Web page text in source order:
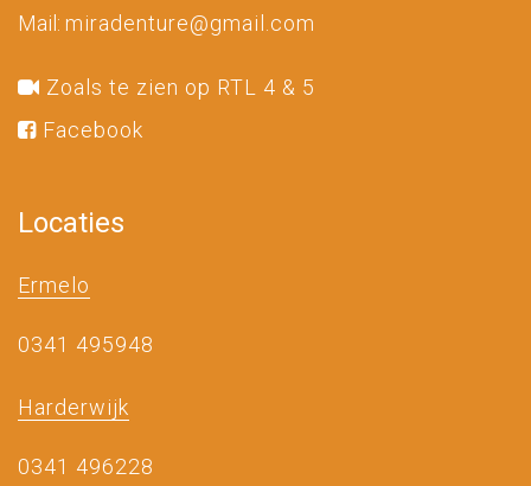
Mail: miradenture@gmail.com
Zoals te zien op RTL 4 & 5
Facebook
Locaties
Ermelo
0341 495948
Harderwijk
0341 496228